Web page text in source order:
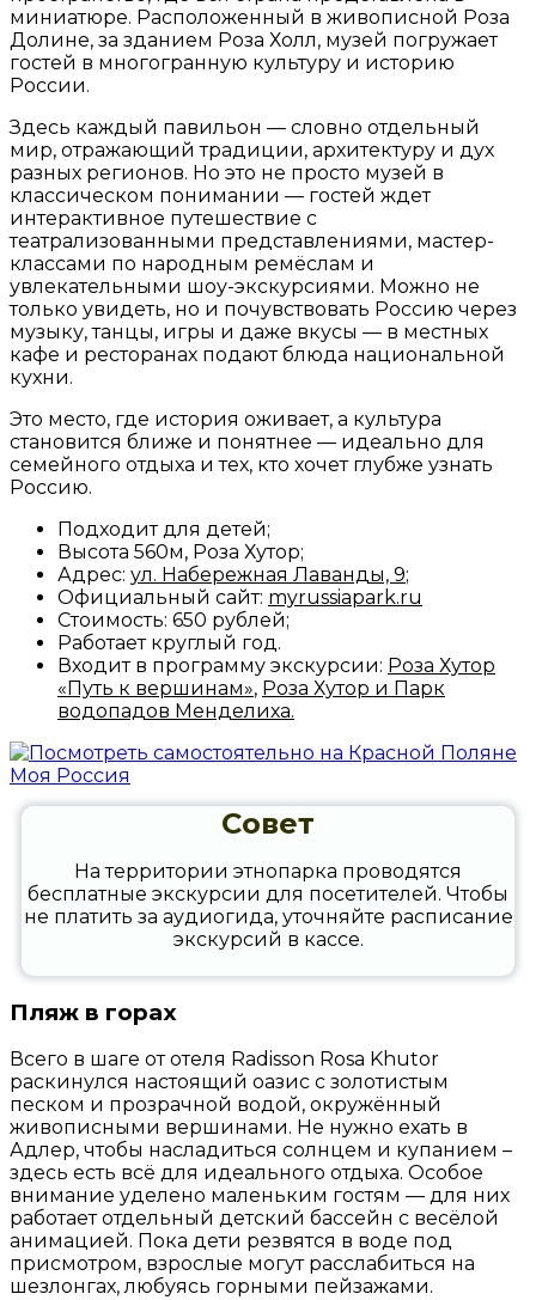
миниатюре. Расположенный в живописной Роза
Долине, за зданием Роза Холл, музей погружает
гостей в многогранную культуру и историю
России.
Здесь каждый павильон — словно отдельный
мир, отражающий традиции, архитектуру и дух
разных регионов. Но это не просто музей в
классическом понимании — гостей ждет
интерактивное путешествие с
театрализованными представлениями, мастер-
классами по народным ремёслам и
увлекательными шоу-экскурсиями. Можно не
только увидеть, но и почувствовать Россию через
музыку, танцы, игры и даже вкусы — в местных
кафе и ресторанах подают блюда национальной
кухни.
Это место, где история оживает, а культура
становится ближе и понятнее — идеально для
семейного отдыха и тех, кто хочет глубже узнать
Россию.
Подходит для детей;
Высота 560м, Роза Хутор;
Адрес: ул. Набережная Лаванды, 9;
Официальный сайт: myrussiapark.ru
Стоимость: 650 рублей;
Работает круглый год.
Входит в программу экскурсии: Роза Хутор
«Путь к вершинам», Роза Хутор и Парк
водопадов Менделиха.
Совет
На территории этнопарка проводятся
бесплатные экскурсии для посетителей. Чтобы
не платить за аудиогида, уточняйте расписание
экскурсий в кассе.
Пляж в горах
Всего в шаге от отеля Radisson Rosa Khutor
раскинулся настоящий оазис с золотистым
песком и прозрачной водой, окружённый
живописными вершинами. Не нужно ехать в
Адлер, чтобы насладиться солнцем и купанием –
здесь есть всё для идеального отдыха. Особое
внимание уделено маленьким гостям — для них
работает отдельный детский бассейн с весёлой
анимацией. Пока дети резвятся в воде под
присмотром, взрослые могут расслабиться на
шезлонгах, любуясь горными пейзажами.